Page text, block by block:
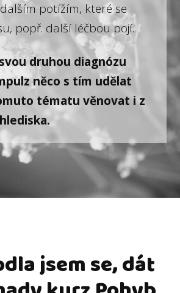
potížím, které se
popř. další léčbou pojí.
druhou diagnózu
něco s tím udělat
tématu věnovat i z
jsem se, dát